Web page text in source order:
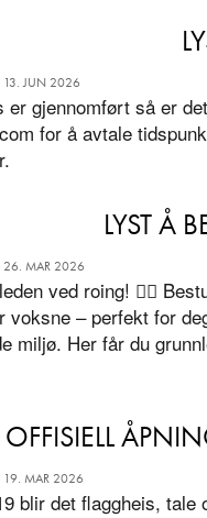
13. JUN 2026
gjennomført så er
for å avtale
LYST Å
26. MAR 2026
ved roing! 🚣‍♂️
voksne – perfekt for
miljø. Her får du
OFFISIELL
19. MAR 2026
blir det flaggheis,